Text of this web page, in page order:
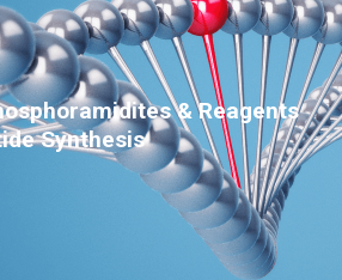
& Reagents
Synthesis